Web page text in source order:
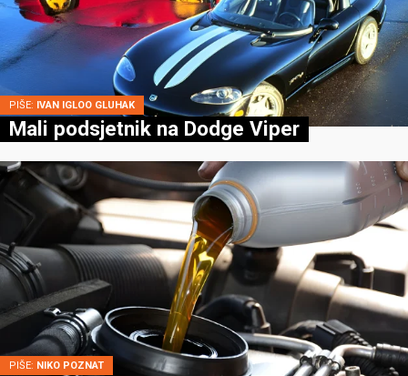
PIŠE: IVAN IGLOO GLUHAK
Mali podsjetnik na Dodge Viper
PIŠE: NIKO POZNAT